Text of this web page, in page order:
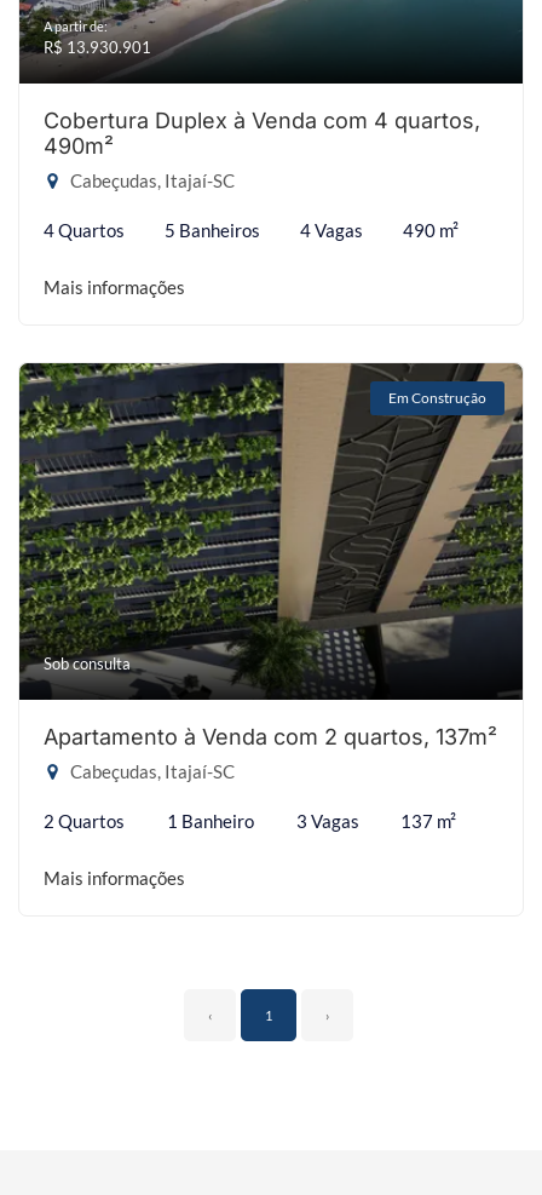
A partir de:
R$ 13.930.901
Cobertura Duplex à Venda com 4 quartos,
490m²
Cabeçudas, Itajaí-SC
4 Quartos 5 Banheiros 4 Vagas 490 m²
Mais informações
Em Construção
Sob consulta
Apartamento à Venda com 2 quartos, 137m²
Cabeçudas, Itajaí-SC
2 Quartos 1 Banheiro 3 Vagas 137 m²
Mais informações
‹ 1 ›